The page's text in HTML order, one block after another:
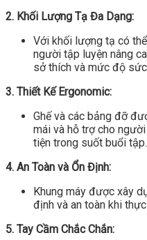
2. Khối Lượng Tạ Đa Dạng:
Với khối lượng tạ có
người tập luyện nâng
sở thích và mức độ
3. Thiết Kế Ergonomic:
Ghế và các bảng đỡ
mái và hỗ trợ cho
tiện trong suốt buổi tập.
4. An Toàn và Ổn Định:
Khung máy được xây
định và an toàn khi
5. Tay Cầm Chắc Chắn: